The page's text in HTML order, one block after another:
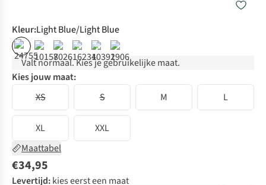
Kleur:Light Blue/Light Blue
% %
Valt normaal. Kies je gebruikelijke maat.
Kies jouw maat:
XS
S M L
XL
XXL
Maattabel
€34,95
Levertijd:kies eerst een maat